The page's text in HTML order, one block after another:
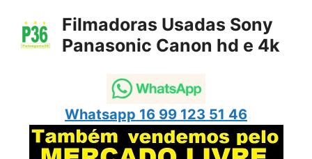
para
Filmadoras Usadas Sony
Panasonic Canon hd e 4k
Whatsapp 16 99 123 51 46